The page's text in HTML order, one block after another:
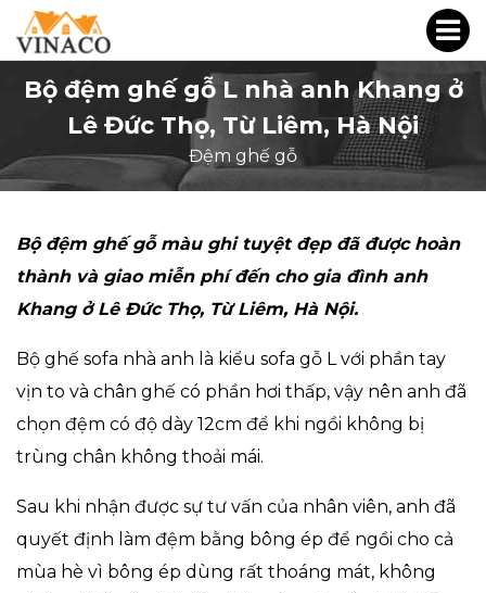
Bộ đệm ghế gỗ L nhà anh Khang ở
Lê Đức Thọ, Từ Liêm, Hà Nội
Đệm ghế gỗ
Bộ đệm ghế gỗ màu ghi tuyệt đẹp đã được hoàn
thành và giao miễn phí đến cho gia đình anh
Khang ở Lê Đức Thọ, Từ Liêm, Hà Nội.
Bộ ghế sofa nhà anh là kiểu sofa gỗ L với phần tay
vịn to và chân ghế có phần hơi thấp, vậy nên anh đã
chọn đệm có độ dày 12cm để khi ngồi không bị
trùng chân không thoải mái.
Sau khi nhận được sự tư vấn của nhân viên, anh đã
quyết định làm đệm bằng bông ép để ngồi cho cả
mùa hè vì bông ép dùng rất thoáng mát, không